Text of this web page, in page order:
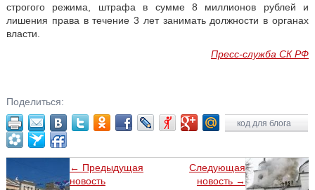
строгого режима, штрафа в сумме 8 миллионов рублей и
лишения права в течение 3 лет занимать должности в органах
власти.
Пресс-служба СК РФ
Поделиться:
код для блога
← Предыдущая
новость
Следующая
новость →